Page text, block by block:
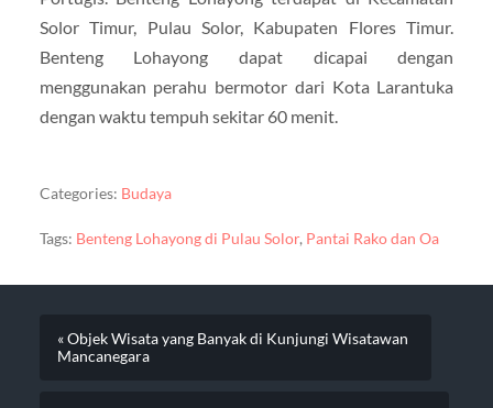
Solor Timur, Pulau Solor, Kabupaten Flores Timur.
Benteng Lohayong dapat dicapai dengan
menggunakan perahu bermotor dari Kota Larantuka
dengan waktu tempuh sekitar 60 menit.
Categories: Budaya
Tags: Benteng Lohayong di Pulau Solor, Pantai Rako dan Oa
« Objek Wisata yang Banyak di Kunjungi Wisatawan
Mancanegara